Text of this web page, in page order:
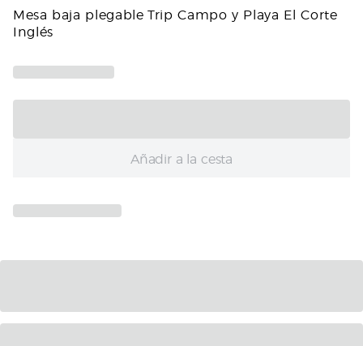
Mesa baja plegable Trip Campo y Playa El Corte
Inglés
Añadir a la cesta